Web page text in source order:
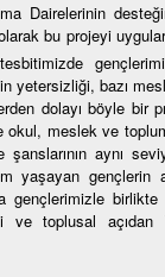
Dairelerinin
bu projeyi
yetersizliği, bazı
dolayı böyle bir
okul, meslek ve
aynı
yaşayan gençlerin
gençlerimizle
ve toplusal açıdan